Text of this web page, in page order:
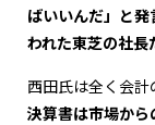
ばいいんだ」と
われた東芝の社長
西田氏は全く会計
決算書は市場か